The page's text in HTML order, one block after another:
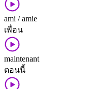
ami / amie
เพื่อน
maintenant
ตอนนี้